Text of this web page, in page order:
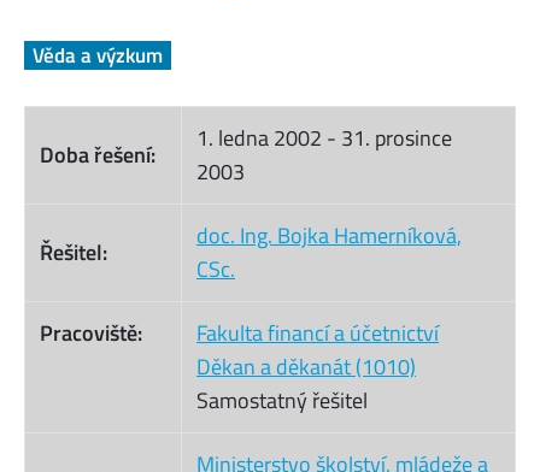
Věda a výzkum
Doba řešení:
1. ledna 2002 - 31. prosince
2003
Řešitel:
doc. Ing. Bojka Hamerníková,
CSc.
Pracoviště:
Fakulta financí a účetnictví
Děkan a děkanát (1010)
Samostatný řešitel
Ministerstvo školství, mládeže a